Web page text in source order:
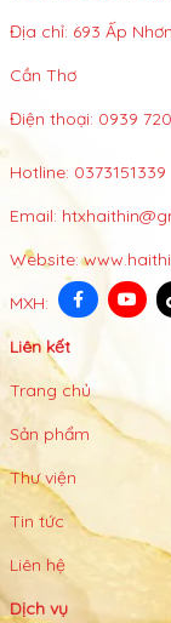
Địa chỉ: 693 Ấp
Cần Thơ
Điện thoại: 0939
Hotline: 0373151339
Email:
Website:
MXH:
Liên kết
Trang chủ
Sản phẩm
Thư viện
Tin tức
Liên hệ
Dịch vụ